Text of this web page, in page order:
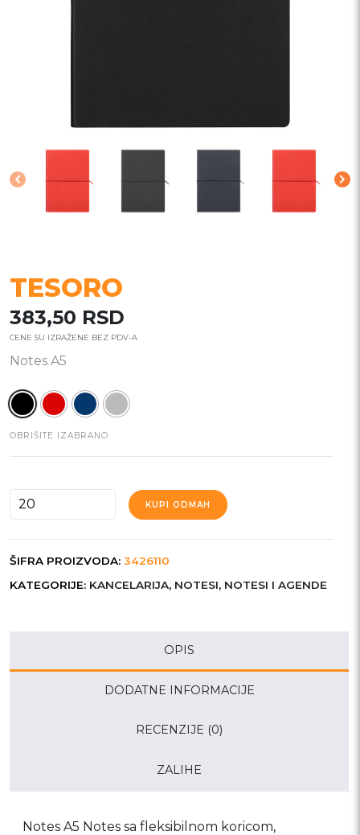
TESORO
383,50 RSD
CENE SU IZRAŽENE BEZ PDV-A
Notes A5
OBRIŠITE IZABRANO
TESORO
KUPI ODMAH
ŠIFRA PROIZVODA: 3426110
KATEGORIJE: KANCELARIJA, NOTESI, NOTESI I AGENDE
OPIS
DODATNE INFORMACIJE
RECENZIJE (0)
ZALIHE
Notes A5 Notes sa fleksibilnom koricom,